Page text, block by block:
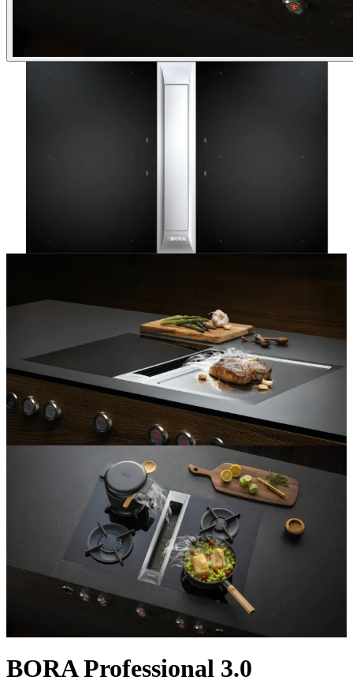
BORA Professional 3.0